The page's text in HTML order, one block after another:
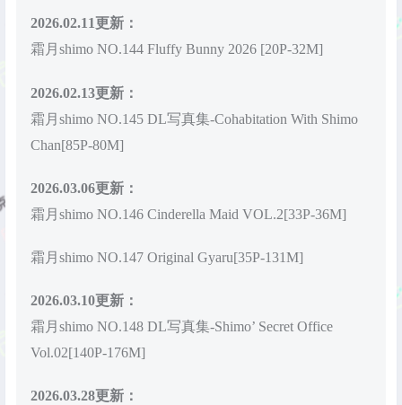
2026.02.11更新：
霜月shimo NO.144 Fluffy Bunny 2026 [20P-32M]
2026.02.13更新：
霜月shimo NO.145 DL写真集-Cohabitation With Shimo
Chan[85P-80M]
2026.03.06更新：
霜月shimo NO.146 Cinderella Maid VOL.2[33P-36M]
霜月shimo NO.147 Original Gyaru[35P-131M]
2026.03.10更新：
霜月shimo NO.148 DL写真集-Shimo’ Secret Office
Vol.02[140P-176M]
2026.03.28更新：